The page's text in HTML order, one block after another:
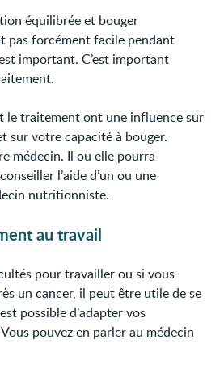
équilibrée et bouger
pas forcément facile pendant
important. C’est important
le traitement ont une influence sur
sur votre capacité à bouger.
médecin. Il ou elle pourra
l’aide d’un ou une
nutritionniste.
au travail
pour travailler ou si vous
un cancer, il peut être utile de se
possible d’adapter vos
pouvez en parler au médecin